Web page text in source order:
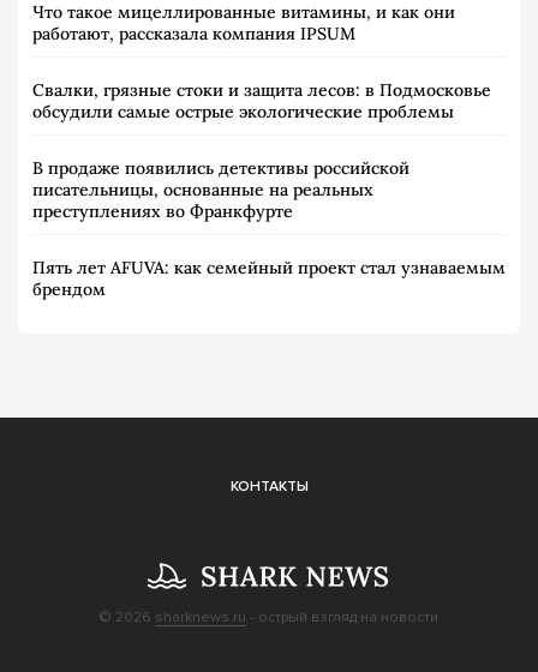
Что такое мицеллированные витамины, и как они
работают, рассказала компания IPSUM
Свалки, грязные стоки и защита лесов: в Подмосковье
обсудили самые острые экологические проблемы
В продаже появились детективы российской
писательницы, основанные на реальных
преступлениях во Франкфурте
Пять лет AFUVA: как семейный проект стал узнаваемым
брендом
КОНТАКТЫ
© 2026 sharknews.ru - острый взгляд на новости